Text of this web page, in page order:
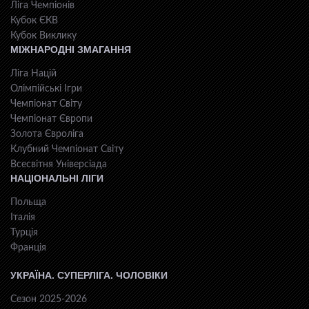
Ліга Чемпіонів
Кубок ЄКВ
Кубок Виклику
МІЖНАРОДНІ ЗМАГАННЯ
Ліга Націй
Олімпійські Ігри
Чемпіонат Світу
Чемпіонат Європи
Золота Євроліга
Клубний Чемпіонат Світу
Всесвiтня Унiверсiaда
НАЦІОНАЛЬНІ ЛІГИ
Польща
Італія
Турція
Франція
УКРАЇНА. СУПЕРЛІГА. ЧОЛОВІКИ
Сезон 2025-2026